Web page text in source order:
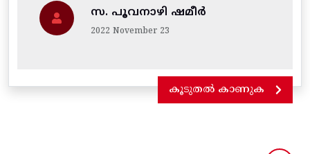
സ. പൂവനാഴി ഷമീർ
2022 November 23
കൂടുതൽ കാണുക